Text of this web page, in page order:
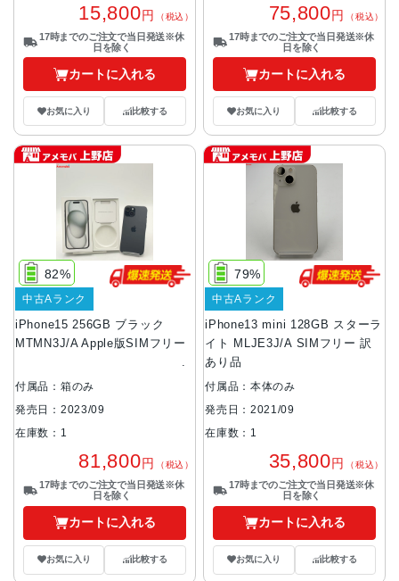
15,800円 （税込）
17時までのご注文で当日発送※休
日を除く
カートに入れる
お気に入り 比較する
75,800円 （税込）
17時までのご注文で当日発送※休
日を除く
カートに入れる
お気に入り 比較する
iPhone15 256GB ブラック
MTMN3J/A Apple版SIMフリー
82%
中古Aランク
付属品：箱のみ
発売日：2023/09
在庫数：1
81,800円 （税込）
17時までのご注文で当日発送※休
日を除く
カートに入れる
お気に入り 比較する
iPhone13 mini 128GB スターラ
イト MLJE3J/A SIMフリー 訳
あり品
79%
中古Aランク
付属品：本体のみ
発売日：2021/09
在庫数：1
35,800円 （税込）
17時までのご注文で当日発送※休
日を除く
カートに入れる
お気に入り 比較する